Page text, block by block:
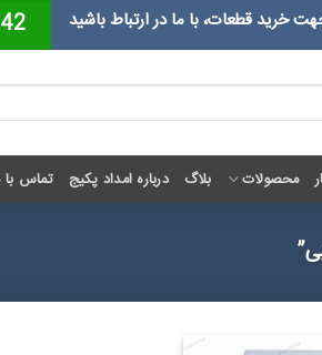
خرید قطعات، با ما در ارتباط باشید
محصولات بلاگ درباره امداد پکیج تماس با